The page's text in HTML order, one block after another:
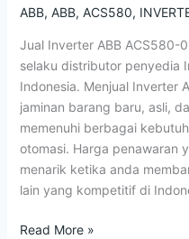
ABB, ABB, ACS580,
Jual Inverter ABB ACS580-
selaku distributor penyedia
Indonesia. Menjual Inverter
jaminan barang baru, asli,
memenuhi berbagai
otomasi. Harga penawaran
menarik ketika anda
lain yang kompetitif di
ACS580-
12A7-
4
Low
Voltage
Read More »